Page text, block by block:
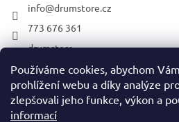
Používáme cookies, abychom
prohlížení webu a díky analýze
zlepšovali jeho funkce, výkon a
informací
info@drumstore.cz
773 676 361
drumstore
drumstore.cz
https://www.youtube.com/